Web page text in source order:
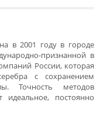
в 2001 году в городе
признанной в
России, которая
с сохранением
Точность методов
идеальное, постоянно